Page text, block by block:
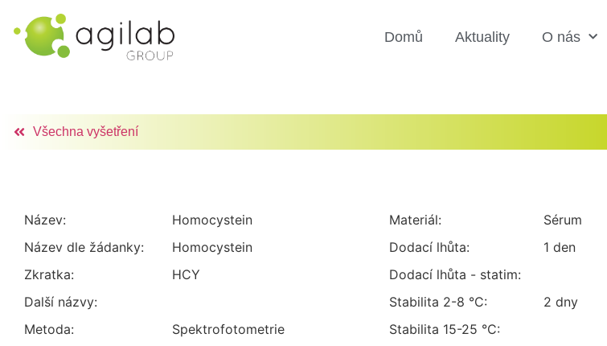
Domů Aktuality O nás
Všechna vyšetření
Název:
Homocystein
Název dle žádanky:
Homocystein
Zkratka:
HCY
Další názvy:
Metoda:
spektrofotometrie
Materiál:
sérum
Dodací lhůta:
1 den
Dodací lhůta - statim:
Stabilita 2-8 °C:
2 dny
Stabilita 15-25 °C: